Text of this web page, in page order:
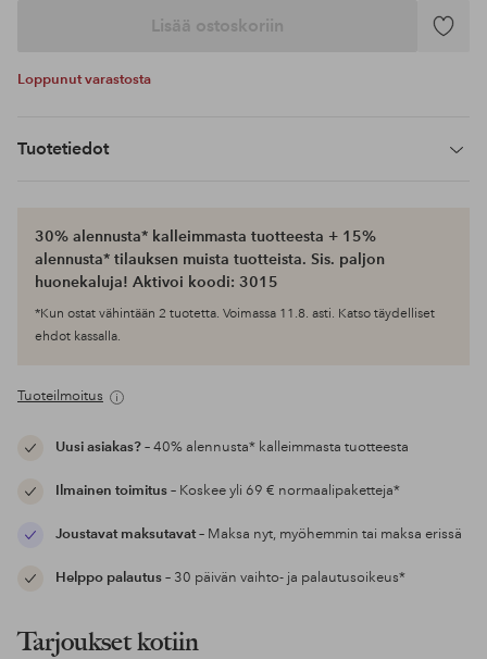
Lisää ostoskoriin
Lisää
Loppunut varastosta
Tuotetiedot
30% alennusta* kalleimmasta tuotteesta + 15%
alennusta* tilauksen muista tuotteista. Sis. paljon
huonekaluja! Aktivoi koodi: 3015
*Kun ostat vähintään 2 tuotetta. Voimassa 11.8. asti. Katso täydelliset
ehdot kassalla.
Tuoteilmoitus
Uusi asiakas?– 40% alennusta* kalleimmasta tuotteesta
Ilmainen toimitus– Koskee yli 69 € normaalipaketteja*
Joustavat maksutavat– Maksa nyt, myöhemmin tai maksa erissä
Helppo palautus– 30 päivän vaihto- ja palautusoikeus*
Tarjoukset kotiin